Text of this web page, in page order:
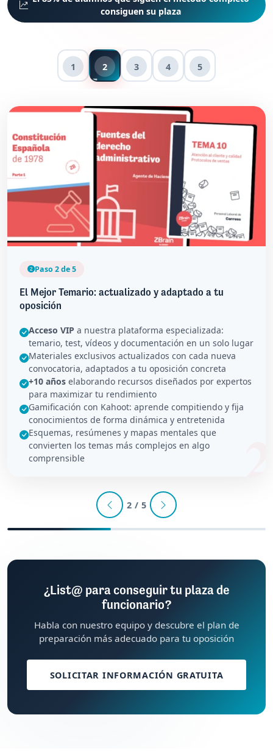
consiguen su plaza
1 2 3 4 5
Paso 2 de 5
El Mejor Temario: actualizado y adaptado a tu
oposición
Acceso VIP a nuestra plataforma especializada:
temario, test, vídeos y documentación en un solo lugar
Materiales exclusivos actualizados con cada nueva
convocatoria, adaptados a tu oposición concreta
+10 años elaborando recursos diseñados por expertos
para maximizar tu rendimiento
Gamificación con Kahoot: aprende compitiendo y fija
conocimientos de forma dinámica y entretenida
Esquemas, resúmenes y mapas mentales que
convierten los temas más complejos en algo
comprensible
2 / 5
¿List@ para conseguir tu plaza de
funcionario?
Habla con nuestro equipo y descubre el plan de
preparación más adecuado para tu oposición
SOLICITAR INFORMACIÓN GRATUITA